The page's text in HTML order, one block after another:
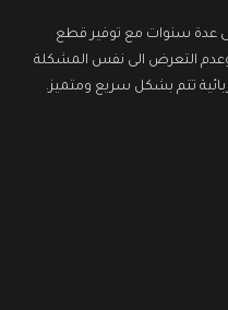
عدة سنوات مع توفير قطع
وعدم التعرض الى نفس المشكلة
تتم بشكل سريع ومتميز.